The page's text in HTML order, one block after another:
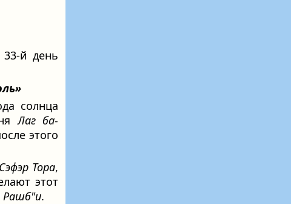
33-й день
солнца
Лаг ба-
этого
Сэфэр Тора,
этот
Рашб"и.